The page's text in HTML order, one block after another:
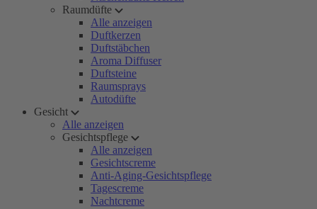
Raumdüfte
Alle anzeigen
Duftkerzen
Duftstäbchen
Aroma Diffuser
Duftsteine
Raumsprays
Autodüfte
Gesicht
Alle anzeigen
Gesichtspflege
Alle anzeigen
Gesichtscreme
Anti-Aging-Gesichtspflege
Tagescreme
Nachtcreme